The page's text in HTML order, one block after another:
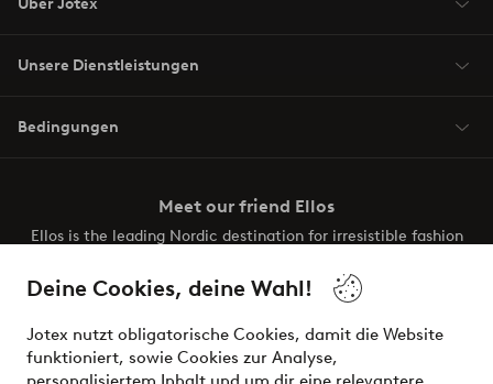
Deine Cookies, deine Wahl!
Jotex nutzt obligatorische Cookies, damit die Website
funktioniert, sowie Cookies zur Analyse,
Unsere Dienstleistungen
Bedingungen
Meet our friend Ellos
Ellos is the leading Nordic destination for irresistible fashion
the latest trends, curated to make finding your next look
effortless. It’s all here.
Visit Ellos